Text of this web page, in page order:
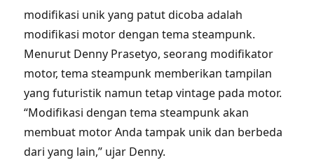
modifikasi unik yang patut dicoba adalah
modifikasi motor dengan tema steampunk.
Menurut Denny Prasetyo, seorang modifikator
motor, tema steampunk memberikan tampilan
yang futuristik namun tetap vintage pada motor.
“Modifikasi dengan tema steampunk akan
membuat motor Anda tampak unik dan berbeda
dari yang lain,” ujar Denny.